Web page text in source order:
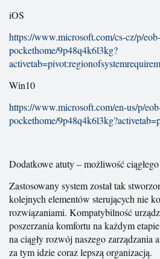
iOS
https://www.microsoft.com/cs-cz/p/eob-
pockethome/9p48q4k6l3kg?
Win10
https://www.microsoft.com/en-us/p/
pockethome/
Dodatkowe atuty – możliwość
Zastosowany system został tak
kolejnych elementów sterujących nie
rozwiązaniami. Kompatybilność
poszerzania komfortu na każdym
na ciągły rozwój naszego zarządzania
za tym idzie coraz lepszą organizacją.